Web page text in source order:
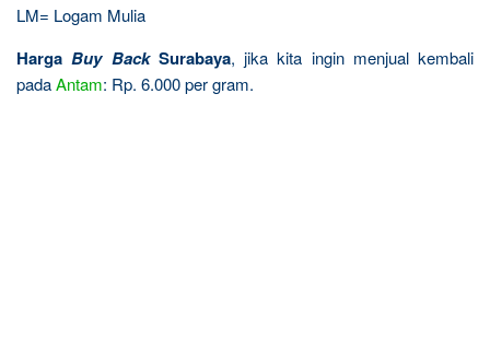
LM= Logam Mulia
HargaBuy BackSurabaya, jika kita ingin menjual kembali
padaAntam: Rp. 6.000 per gram.